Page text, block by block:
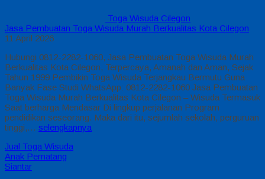
Toga Wisuda Cilegon
Jasa Pembuatan Toga Wisuda Murah Berkualitas Kota Cilegon
11 April 2026
Hubungi 0812-2282-1060, Jasa Pembuatan Toga Wisuda Murah
Berkualitas Kota Cilegon, Terpercaya, Amanah dan Aman, Sejak
Tahun 1999 Pembikin Toga Wisuda Terjangkau Bermutu Guna
Banyak Fase Studi WhatsApp: 0812-2282-1060 Jasa Pembuatan
Toga Wisuda Murah Berkualitas Kota Cilegon – Wisuda Termasuk
Saat berharga Mendasar Di lingkup perjalanan Program
pendidikan seseorang. Maka dari itu, sejumlah sekolah, perguruan
tinggi,… selengkapnya
Jual Toga Wisuda
Anak Pematang
Siantar